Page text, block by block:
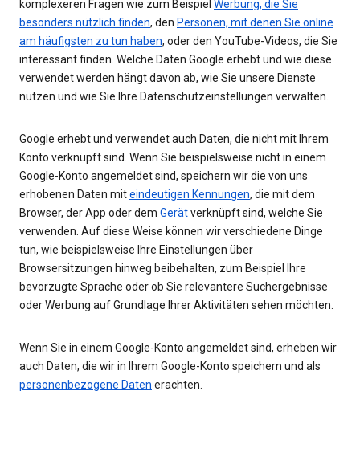
komplexeren Fragen wie zum Beispiel Werbung, die Sie
besonders nützlich finden, den Personen, mit denen Sie online
am häufigsten zu tun haben, oder den YouTube-Videos, die Sie
interessant finden. Welche Daten Google erhebt und wie diese
verwendet werden hängt davon ab, wie Sie unsere Dienste
nutzen und wie Sie Ihre Datenschutzeinstellungen verwalten.
Google erhebt und verwendet auch Daten, die nicht mit Ihrem
Konto verknüpft sind. Wenn Sie beispielsweise nicht in einem
Google-Konto angemeldet sind, speichern wir die von uns
erhobenen Daten miteindeutigen Kennungen, die mit dem
Browser, der App oder dem Gerätverknüpft sind, welche Sie
verwenden. Auf diese Weise können wir verschiedene Dinge
tun, wie beispielsweise Ihre Einstellungen über
Browsersitzungen hinweg beibehalten, zum Beispiel Ihre
bevorzugte Sprache oder ob Sie relevantere Suchergebnisse
oder Werbung auf Grundlage Ihrer Aktivitäten sehen möchten.
Wenn Sie in einem Google-Konto angemeldet sind, erheben wir
auch Daten, die wir in Ihrem Google-Konto speichern und als
personenbezogene Daten erachten.